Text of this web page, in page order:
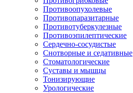
Противоопухолевые
Противопаразитарные
Противотуберкулезные
Противоэпилептические
Сердечно-сосудистые
Снотворные и седативные
Стоматологические
Суставы и мышцы
Тонизирующие
Урологические